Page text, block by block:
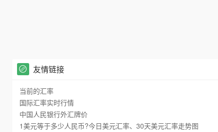
友情链接
当前的汇率
国际汇率实时行情
中国人民银行外汇牌价
1美元等于多少人民币?今日美元汇率、30天美元汇率走势图